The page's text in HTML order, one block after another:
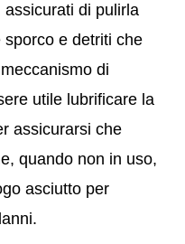
di pulirla
e detriti che
di
utile lubrificare la
assicurarsi che
quando non in uso,
asciutto per